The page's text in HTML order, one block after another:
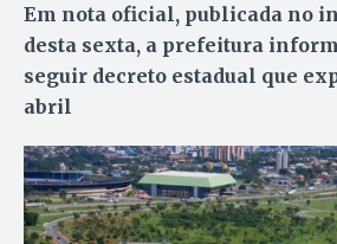
Em nota oficial, publicada no
desta sexta, a prefeitura
seguir decreto estadual que
abril